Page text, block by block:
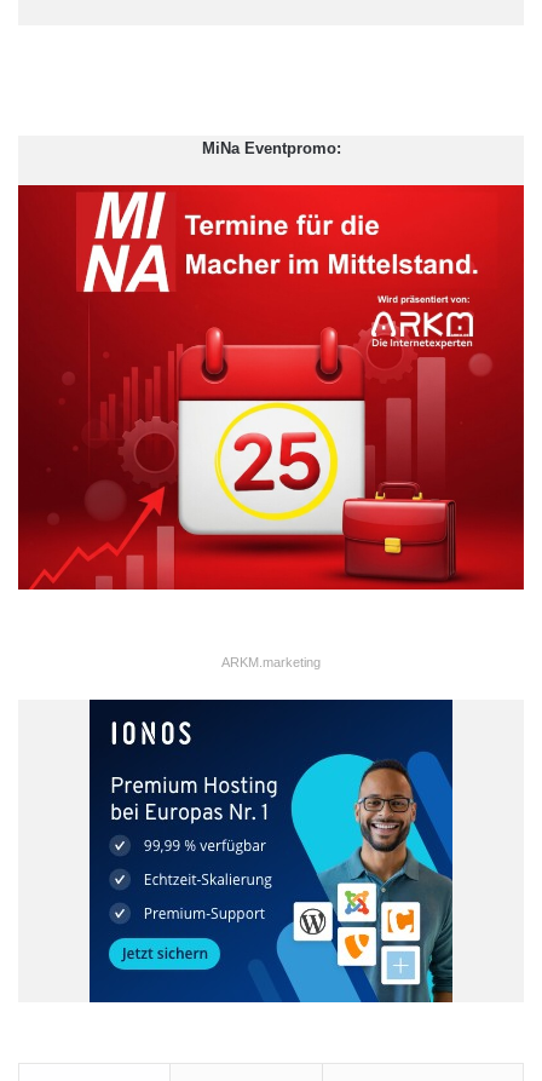
Gesundheitsministerium
Tabakwerbung
MiNa Eventpromo:
ARKM.marketing